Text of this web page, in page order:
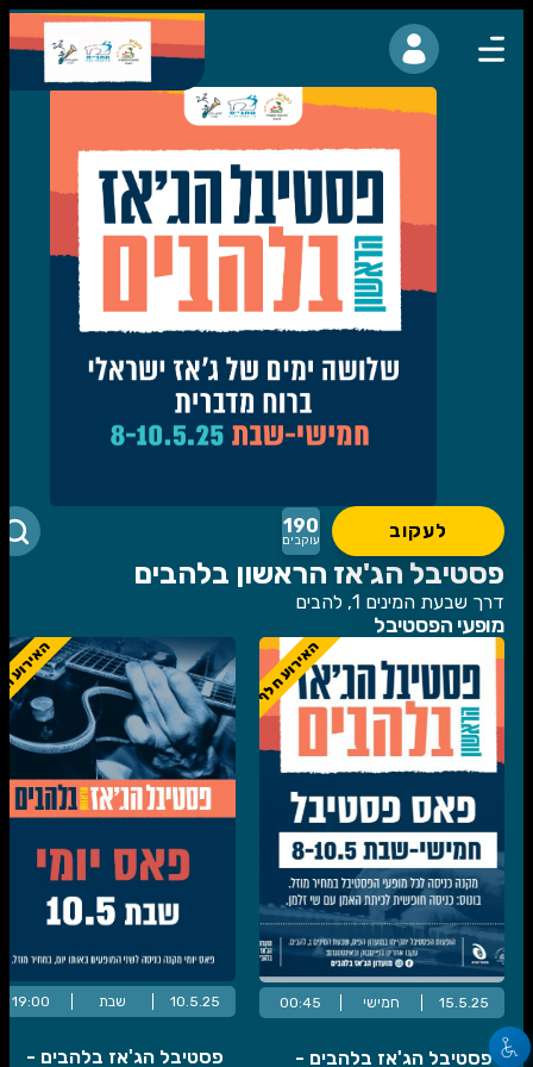
נגישות
פסטיבל הג'אז הראשון בלהבים
190
עוקבים לעקוב
דרך שבעת המינים 1, להבים
מופעי הפסטיבל
האירוע חלף
15.5.25 חמישי 00:45
פסטיבל הג'אז בלהבים -
10.5.25 שבת 19:00
פסטיבל הג'אז בלהבים -